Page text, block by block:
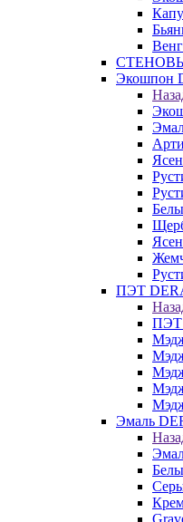
Экошпон
ПЭТ
ПЭТ
Эмаль